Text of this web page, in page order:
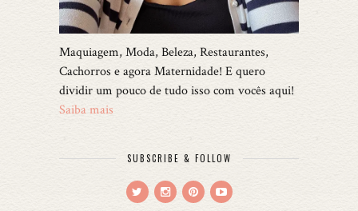
Maquiagem, Moda, Beleza, Restaurantes,
Cachorros e agora Maternidade! E quero
dividir um pouco de tudo isso com vocês aqui!
Saiba mais
SUBSCRIBE & FOLLOW